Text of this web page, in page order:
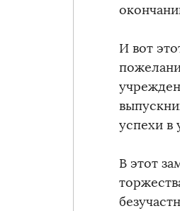
И вот
успехи в
В этот